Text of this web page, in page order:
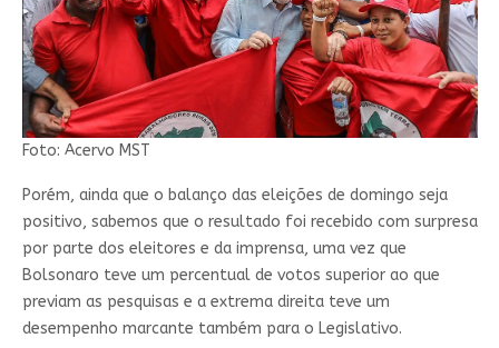
Foto: Acervo MST
Porém, ainda que o balanço das eleições de domingo seja
positivo, sabemos que o resultado foi recebido com surpresa
por parte dos eleitores e da imprensa, uma vez que
Bolsonaro teve um percentual de votos superior ao que
previam as pesquisas e a extrema direita teve um
desempenho marcante também para o Legislativo.